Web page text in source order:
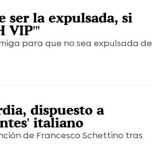
ser la expulsada, si
VIP'"
para que no sea expulsada de
dispuesto a
italiano
de Francesco Schettino tras